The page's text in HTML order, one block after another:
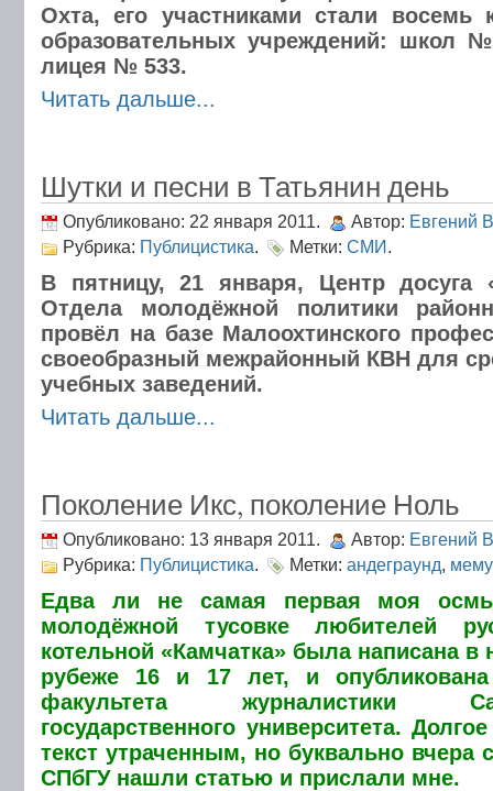
Охта, его участниками стали восемь
образовательных учреждений:
лицея № 533.
Читать дальше...
Шутки и песни в Татьянин день
Опубликовано: 22 января 2011. Автор: Евгений
Рубрика: Публицистика. Метки: СМИ.
В пятницу, 21 января, Центр досуга
Отдела молодёжной политики
провёл на базе Малоохтинского
своеобразный межрайонный КВН для
учебных заведений.
Читать дальше...
Поколение Икс, поколение Ноль
Опубликовано: 13 января 2011. Автор: Евгений
Рубрика: Публицистика. Метки: андеграунд,
Едва ли не самая первая моя
молодёжной тусовке любителей
котельной «Камчатка» была написана в
рубеже 16 и 17 лет, и
факультета журналистики
государственного университета.
текст утраченным, но буквально вчера
СПбГУ нашли статью и прислали мне.